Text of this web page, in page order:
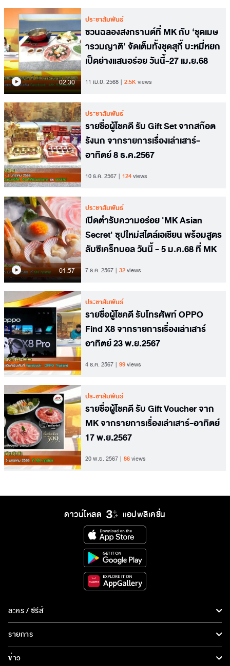
02.30
ประชาสัมพันธ์
ชวนฉลองสงกรานต์ที่ MK กับ ‘ชุดเมษ
ารวมญาติ’ จัดเต็มทั้งชุดสุกี้ บะหมี่หยก
เป็ดย่างแสนอร่อย วันนี้-27 เม.ย.68
11 เม.ย. 2568 2.5Kviews
ประชาสัมพันธ์
รายชื่อผู้โชคดี รับ Gift Set จากสก๊อต
รังนก จากรายการเรื่องเล่าเสาร์-
อาทิตย์ 8 ธ.ค.2567
10 ธ.ค. 2567 124views
01.57
ประชาสัมพันธ์
เปิดตำรับความอร่อย 'MK Asian
Secret' ซุปใหม่สไตล์เอเชียน พร้อมสูตร
ลับซีเคร็ทบอล วันนี้ - 5 ม.ค.68 ที่ MK
7 ธ.ค. 2567 32views
ประชาสัมพันธ์
รายชื่อผู้โชคดี รับโทรศัพท์ OPPO
Find X8 จากรายการเรื่องเล่าเสาร์
อาทิตย์ 23 พ.ย.2567
4 ธ.ค. 2567 99views
ประชาสัมพันธ์
รายชื่อผู้โชคดี รับ Gift Voucher จาก
MK จากรายการเรื่องเล่าเสาร์-อาทิตย์
17 พ.ย.2567
20 พ.ย. 2567 86views
ดาวน์โหลด แอปพลิเคชั่น
ละคร / ซีรีส์
ละคร/ซีรีส์
ซีรีส์นานาชาติ
รายการ
รายการทั้งหมด
ข่าว